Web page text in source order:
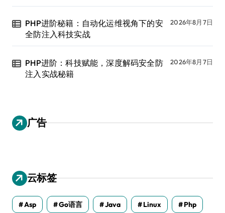
PHP进阶秘籍：自动化运维视角下的安
全防注入科技实战
2026年8月7日
PHP进阶：科技赋能，深度解码安全防
注入实战秘籍
2026年8月7日
广告
云标签
Asp Go语言 Java Linux Php